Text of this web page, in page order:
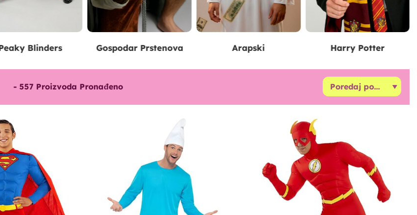
Prstenova Arapski Harry Potter Lopov
- 557Proizvoda Pronađeno